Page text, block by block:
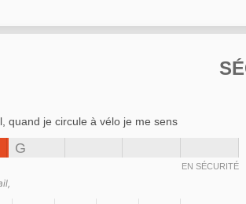
quand je circule à vélo je me sens
G
EN SÉCURITÉ